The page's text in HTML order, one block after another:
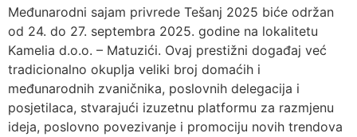
Međunarodni sajam privrede Tešanj 2025 biće održan
od 24. do 27. septembra 2025. godine na lokalitetu
Kamelia d.o.o. – Matuzići. Ovaj prestižni događaj već
tradicionalno okuplja veliki broj domaćih i
međunarodnih zvaničnika, poslovnih delegacija i
posjetilaca, stvarajući izuzetnu platformu za razmjenu
ideja, poslovno povezivanje i promociju novih trendova